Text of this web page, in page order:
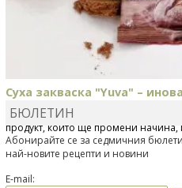
Суха закваска "Yuva" –
Отскоро Лесафр България стартира
продукт, който ще промени начина,
БЮЛЕТИН
Абонирайте се за седмичния
най-новите рецепти и новини
E-mail: